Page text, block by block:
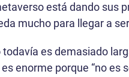
está dando sus
mucho para llegar a
es demasiado
enorme porque “no